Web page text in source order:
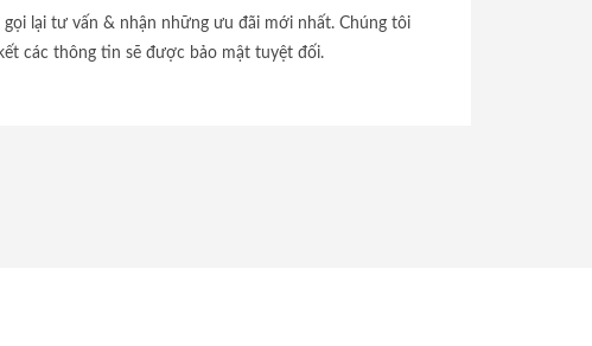
lại tư vấn & nhận những ưu đãi mới nhất. Chúng tôi
các thông tin sẽ được bảo mật tuyệt đối.